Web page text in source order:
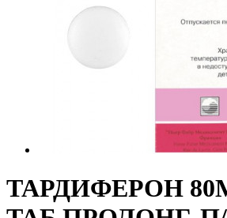
ТАРДИФЕРОН